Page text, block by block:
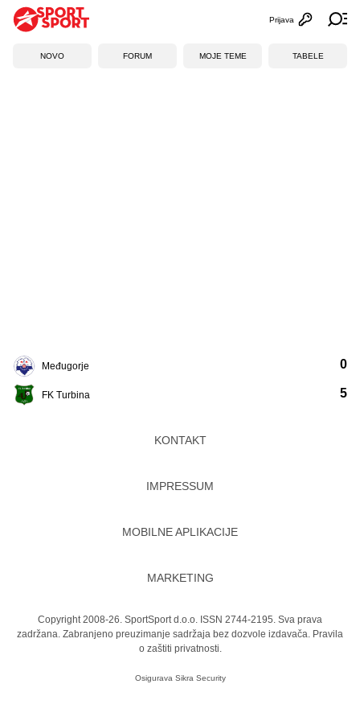
Otvori
Prijava
NOVO FORUM MOJE TEME TABELE
Međugorje
FK Turbina
0
5
KONTAKT
IMPRESSUM
MOBILNE APLIKACIJE
MARKETING
Copyright 2008-26. SportSport d.o.o. ISSN 2744-2195. Sva prava
zadržana. Zabranjeno preuzimanje sadržaja bez dozvole izdavača. Pravila
o zaštiti privatnosti.
Osigurava Sikra Security